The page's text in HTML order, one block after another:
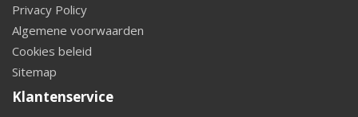
Privacy Policy
Algemene voorwaarden
Cookies beleid
Sitemap
Klantenservice